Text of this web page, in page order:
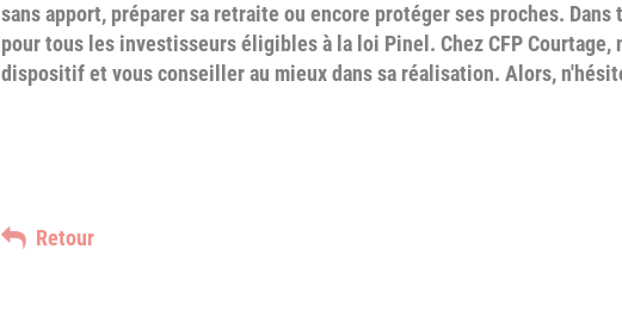
sans apport, préparer sa retraite ou encore protéger ses proches.
pour tous les investisseurs éligibles à la loi Pinel. Chez CFP Courtage,
dispositif et vous conseiller au mieux dans sa réalisation. Alors,
Retour